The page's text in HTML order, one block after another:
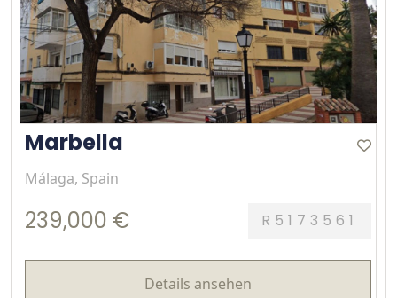
Marbella
Málaga, Spain
239,000 € R5173561
Details ansehen